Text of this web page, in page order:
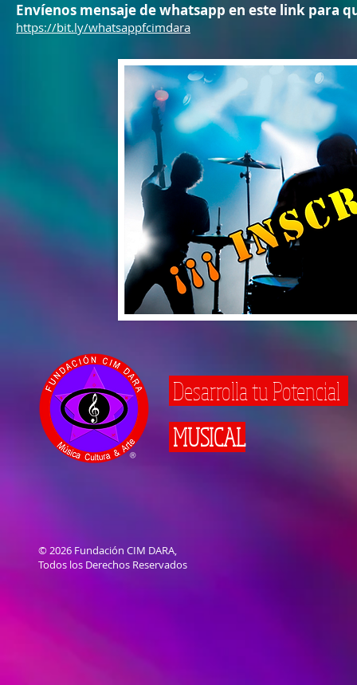
Envíenos mensaje de whatsapp en este link para
https://bit.ly/whatsappfcimdara
Desarrolla tu Potencial
MUSICAL
© 2026 Fundación CIM DARA,
Todos los Derechos Reservados